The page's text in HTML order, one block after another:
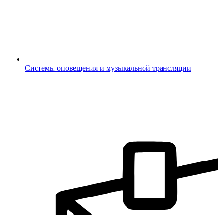
Системы оповещения и музыкальной трансляции